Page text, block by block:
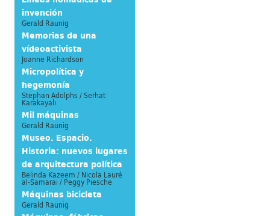
invención
Gerald Raunig
Memorias de una
vídeoactivista
Joanne Richardson
Micropolítica y
hegemonía
Stephan Adolphs / Serhat
Karakayalı
Mil máquinas
Gerald Raunig
Museo. Espacio.
Historia: nuevos lugares
de arquitectura política
Belinda Kazeem / Nicola Lauré
al-Samarai / Peggy Piesche
Máquinas bicicleta
Gerald Raunig